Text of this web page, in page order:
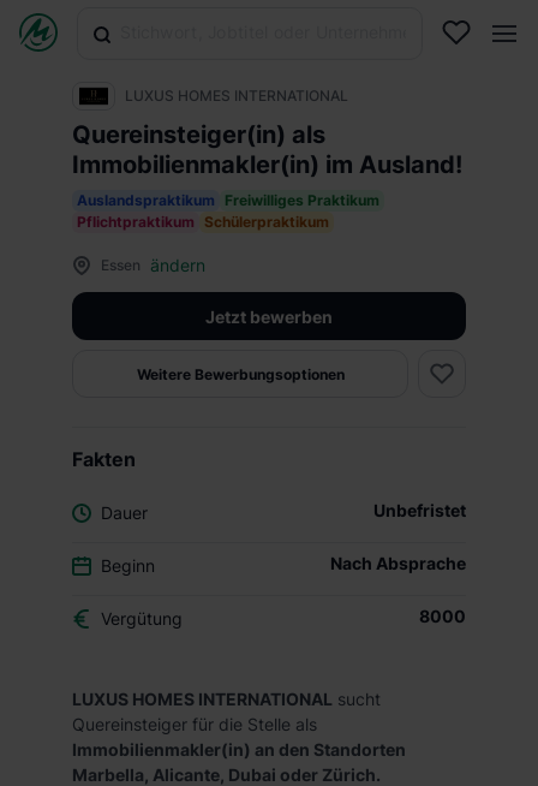
LUXUS HOMES INTERNATIONAL
Quereinsteiger(in) als
Immobilienmakler(in) im Ausland!
Auslandspraktikum
Freiwilliges Praktikum
Pflichtpraktikum
Schülerpraktikum
Essen ändern
Jetzt bewerben
Weitere Bewerbungsoptionen
Fakten
Dauer Unbefristet
Beginn Nach Absprache
Vergütung 8000
LUXUS HOMES INTERNATIONAL sucht
Quereinsteiger für die Stelle als
Immobilienmakler(in) an den Standorten
Marbella, Alicante, Dubai oder Zürich.